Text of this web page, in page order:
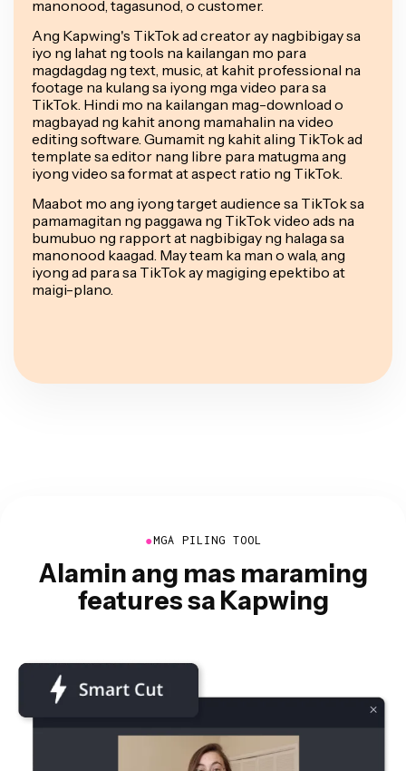
manonood, tagasunod, o customer.
Ang Kapwing's TikTok ad creator ay nagbibigay sa
iyo ng lahat ng tools na kailangan mo para
magdagdag ng text, music, at kahit professional na
footage na kulang sa iyong mga video para sa
TikTok. Hindi mo na kailangan mag-download o
magbayad ng kahit anong mamahalin na video
editing software. Gumamit ng kahit aling TikTok ad
template sa editor nang libre para matugma ang
iyong video sa format at aspect ratio ng TikTok.
Maabot mo ang iyong target audience sa TikTok sa
pamamagitan ng paggawa ng TikTok video ads na
bumubuo ng rapport at nagbibigay ng halaga sa
manonood kaagad. May team ka man o wala, ang
iyong ad para sa TikTok ay magiging epektibo at
maigi-plano.
●MGA PILING TOOL
Alamin ang mas maraming
features sa Kapwing